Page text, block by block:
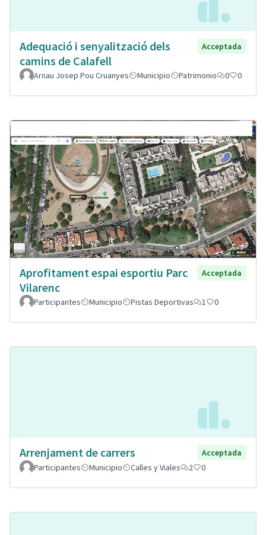
Adequació i senyalització dels
camins de Calafell
Acceptada
Arnau Josep Pou Cruanyes Municipio Patrimonio 0 0
Aprofitament espai esportiu Parc
Vilarenc
Acceptada
Participantes Municipio Pistas Deportivas 1 0
Arrenjament de carrers
Acceptada
Participantes
Municipio Calles y Viales 2 0